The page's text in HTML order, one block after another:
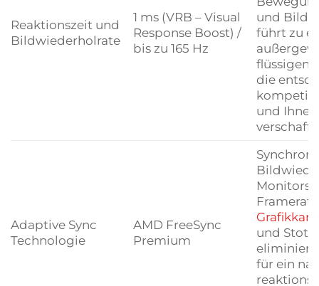
Reaktionszeit und
Bildwiederholrate
1 ms (VRB – Visual
Response Boost) /
bis zu 165 Hz
und
führt zu
flüssigen
die
und
verschafft.
Adaptive Sync
Technologie
AMD FreeSync
Premium
Monitors
und
für ein